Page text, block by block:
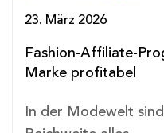
23. März 2026
Fashion-Affiliate-
Marke profitabel
In der Modewelt